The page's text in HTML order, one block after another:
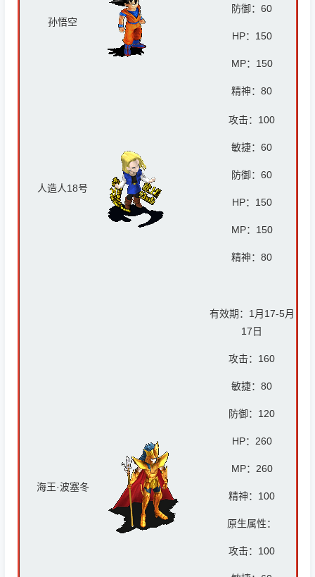
孙悟空
防御：60
HP： 150
MP： 150
精神：80
人造人18号
攻击： 100
敏捷：60
防御：60
HP： 150
MP： 150
精神：80
海王·波塞冬
有效期：1月17-5月
17日
攻击： 160
敏捷：80
防御：120
HP：260
MP：260
精神：100
原生属性：
攻击： 100